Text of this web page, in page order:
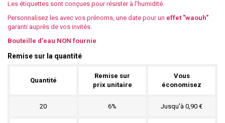
Les étiquettes sont conçues pour résister à l'humidité.
Personnalisez les avec vos prénoms, une date pour un effet "waouh"
garanti auprès de vos invités.
Bouteille d'eau NON fournie
Remise sur la quantité
Quantité
Remise sur
prix unitaire
Vous
économisez
20 6% Jusqu'à 0,90 €